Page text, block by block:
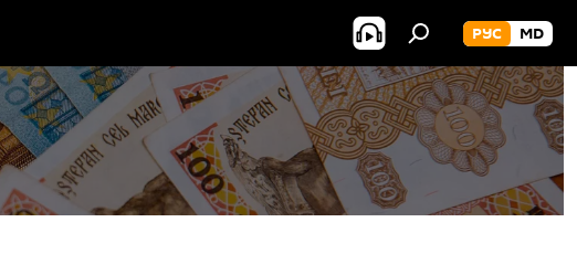
РУС MD